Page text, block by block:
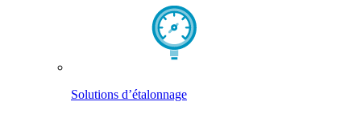
Solutions d’étalonnage